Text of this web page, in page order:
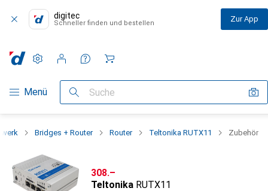
digitec
Schneller finden und bestellen Zur App
Navigation nach Kategorien
Menü Suche
Einstellungen
Kundenkonto
Vergleichslisten
Merklisten
Warenkorb
Bridges + Router Router Teltonika RUTX11 Zubehör
CHF
308.–
Teltonika RUTX11